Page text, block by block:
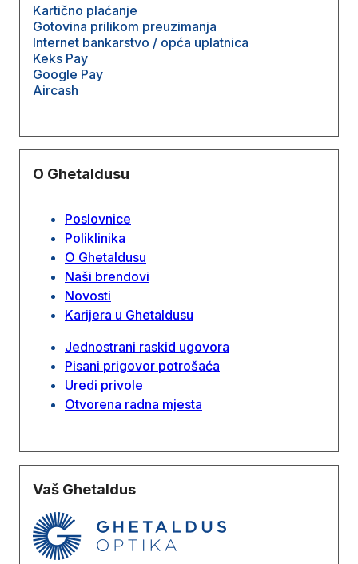
Kartično plaćanje
Gotovina prilikom preuzimanja
Internet bankarstvo / opća uplatnica
Keks Pay
Google Pay
Aircash
O Ghetaldusu
Poslovnice
Poliklinika
O Ghetaldusu
Naši brendovi
Novosti
Karijera u Ghetaldusu
Jednostrani raskid ugovora
Pisani prigovor potrošaća
Uredi privole
Otvorena radna mjesta
Vaš Ghetaldus